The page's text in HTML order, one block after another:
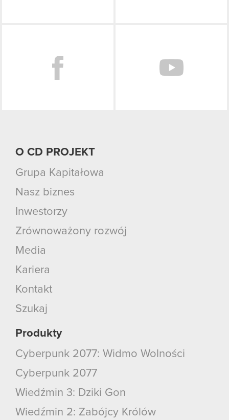
O CD PROJEKT
Grupa Kapitałowa
Nasz biznes
Inwestorzy
Zrównoważony rozwój
Media
Kariera
Kontakt
Szukaj
Produkty
Cyberpunk 2077: Widmo Wolności
Cyberpunk 2077
Wiedźmin 3: Dziki Gon
Wiedźmin 2: Zabójcy Królów